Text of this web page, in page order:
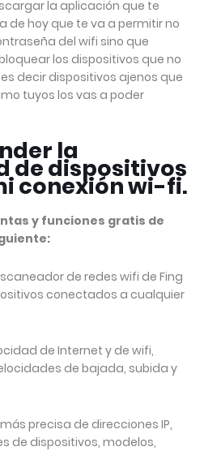
la aplicación que te
de hoy que te va a permitir no
del wifi sino que
los dispositivos que no
decir dispositivos ajenos que
tuyos los vas a poder
la
de dispositivos
conexión wi-fi.
y funciones gratis de
de redes wifi de Fing
conectados a cualquier
de Internet y de wifi,
de bajada, subida y
precisa de direcciones IP,
de dispositivos, modelos,